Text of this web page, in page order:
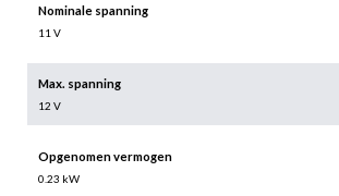
Nominale spanning
11 V
Max. spanning
12 V
Opgenomen vermogen
0.23 kW